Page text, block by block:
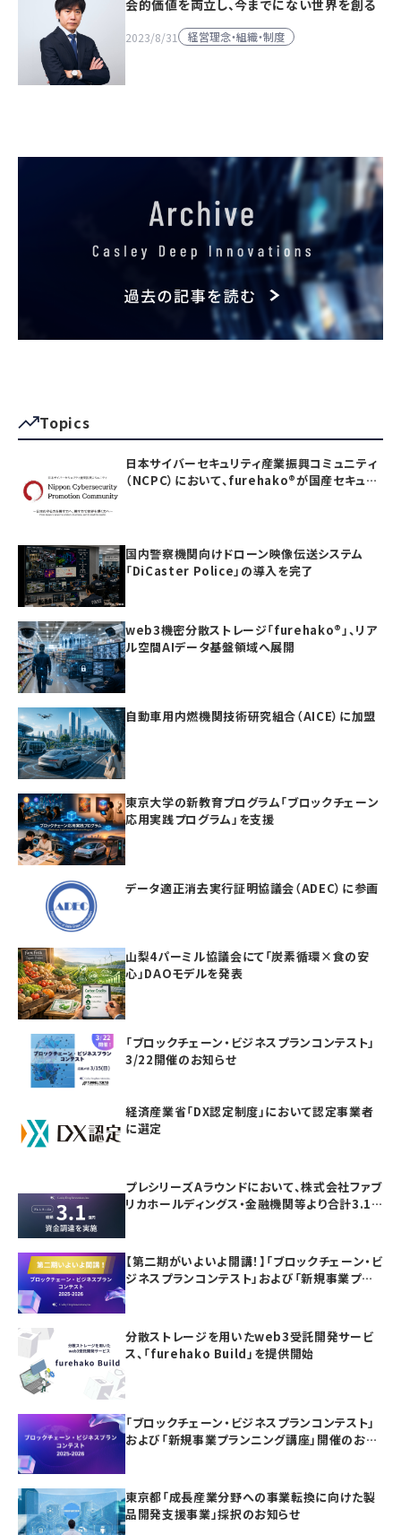
会的価値を両立し、今までにない世界を創る
2023/8/31 経営理念・組織・制度
Topics
日本サイバーセキュリティ産業振興コミュニティ
（NCPC）において、furehako®が国産セキュリ
国内警察機関向けドローン映像伝送システム
「DiCaster Police」の導入を完了
web3機密分散ストレージ「furehako®」、リア
ル空間AIデータ基盤領域へ展開
自動車用内燃機関技術研究組合（AICE）に加盟
東京大学の新教育プログラム「ブロックチェーン
応用実践プログラム」を支援
データ適正消去実行証明協議会（ADEC）に参画
山梨4パーミル協議会にて「炭素循環×食の安
心」DAOモデルを発表
「ブロックチェーン・ビジネスプランコンテスト」
3/22開催のお知らせ
経済産業省「DX認定制度」において認定事業者
に選定
プレシリーズAラウンドにおいて、株式会社ファブ
リカホールディングス・金融機関等より合計3.1
【第二期がいよいよ開講！】「ブロックチェーン・ビ
ジネスプランコンテスト」および「新規事業プラ
分散ストレージを用いたweb3受託開発サービ
ス、「furehako Build」を提供開始
「ブロックチェーン・ビジネスプランコンテスト」
および「新規事業プランニング講座」開催のお知
東京都「成長産業分野への事業転換に向けた製
品開発支援事業」採択のお知らせ